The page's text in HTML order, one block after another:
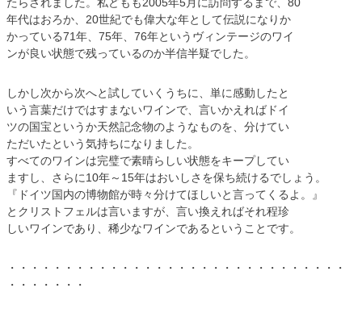
年代はおろか、20世紀でも偉大な年として伝説になりか
かっている71年、75年、76年というヴィンテージのワイ
ンが良い状態で残っているのか半信半疑でした。
しかし次から次へと試していくうちに、単に感動したと
いう言葉だけではすまないワインで、言いかえればドイ
ツの国宝というか天然記念物のようなものを、分けてい
ただいたという気持ちになりました。
すべてのワインは完璧で素晴らしい状態をキープしてい
ますし、さらに10年～15年はおいしさを保ち続けるでしょう。
『ドイツ国内の博物館が時々分けてほしいと言ってくるよ。』
とクリストフェルは言いますが、言い換えればそれ程珍
しいワインであり、稀少なワインであるということです。
・・・・・・・・・・・・・・・・・・・・・・・・・・・・・・
・・・・・・・